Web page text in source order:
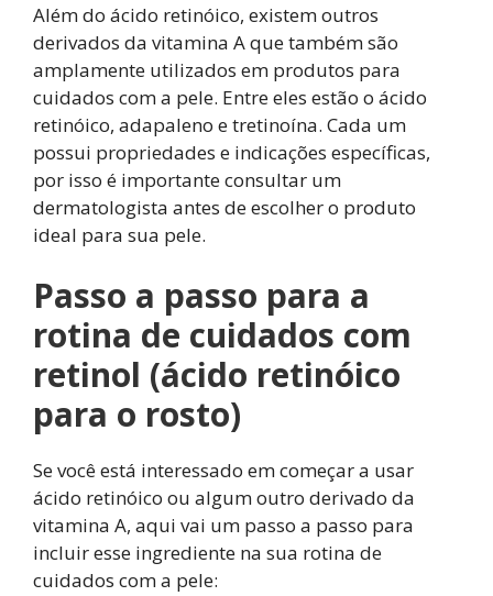
Além do ácido retinóico, existem outros
derivados da vitamina A que também são
amplamente utilizados em produtos para
cuidados com a pele. Entre eles estão o ácido
retinóico, adapaleno e tretinoína. Cada um
possui propriedades e indicações específicas,
por isso é importante consultar um
dermatologista antes de escolher o produto
ideal para sua pele.
Passo a passo para a
rotina de cuidados com
retinol (ácido retinóico
para o rosto)
Se você está interessado em começar a usar
ácido retinóico ou algum outro derivado da
vitamina A, aqui vai um passo a passo para
incluir esse ingrediente na sua rotina de
cuidados com a pele: